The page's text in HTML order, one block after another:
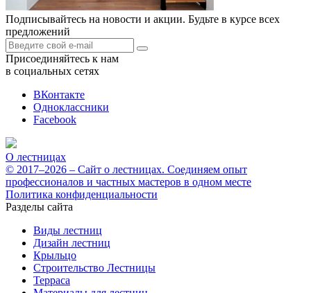
Подписывайтесь на новости и акции. Будьте в курсе всех
предложений
Присоединяйтесь к нам
в социальных сетях
ВКонтакте
Одноклассники
Facebook
О лестницах
© 2017–2026 – Сайт о лестницах. Соединяем опыт
профессионалов и частных мастеров в одном месте
Политика конфиденциальности
Разделы сайта
Виды лестниц
Дизайн лестниц
Крыльцо
Строительство Лестницы
Терраса